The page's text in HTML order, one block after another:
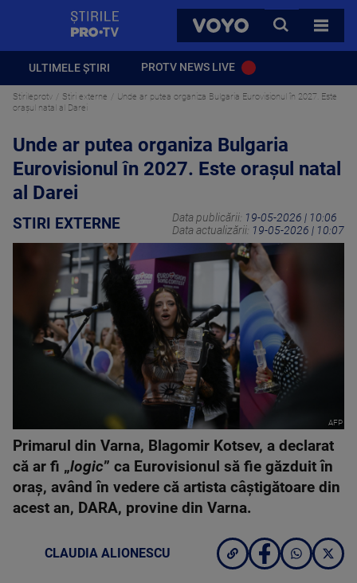
VOYO
CAUTA
TOATE
ULTIMELE ȘTIRI PROTV NEWS LIVE
Stirileprotv Stiri externe
Unde ar putea organiza Bulgaria Eurovisionul în 2027. Este
orașul natal al Darei
Unde ar putea organiza Bulgaria
Eurovisionul în 2027. Este orașul natal
al Darei
STIRI EXTERNE Data publicării: 19-05-2026 | 10:06
Data actualizării: 19-05-2026 | 10:07
AFP
Primarul din Varna, Blagomir Kotsev, a declarat
că ar fi „logic” ca Eurovisionul să fie găzduit în
oraș, având în vedere că artista câștigătoare din
acest an, DARA, provine din Varna.
CLAUDIA ALIONESCU